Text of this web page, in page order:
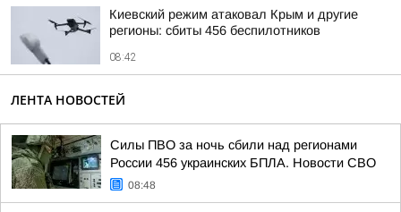
Киевский режим атаковал Крым и другие
регионы: сбиты 456 беспилотников
08:42
ЛЕНТА НОВОСТЕЙ
Силы ПВО за ночь сбили над регионами
России 456 украинских БПЛА. Новости СВО
08:48